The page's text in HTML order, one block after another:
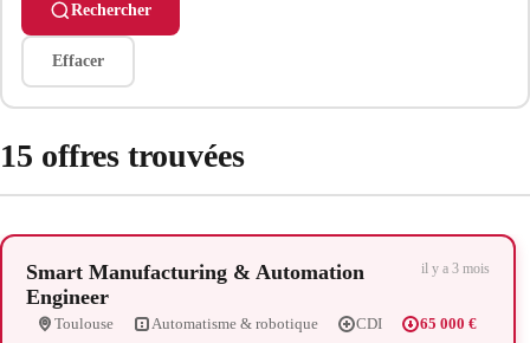
Rechercher
Effacer
15 offres trouvées
Smart Manufacturing & Automation
Engineer
il y a 3 mois
Toulouse Automatisme & robotique CDI 65 000 €